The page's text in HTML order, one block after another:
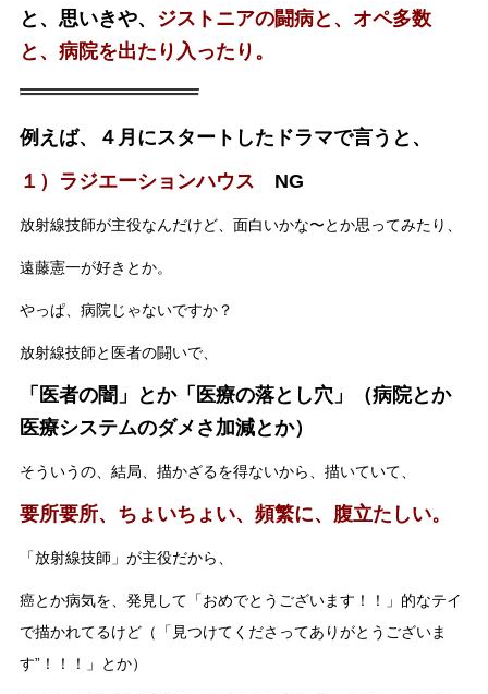
と、思いきや、 ジストニアの闘病と、オペ多数
と、病院を出たり入ったり。
例えば、４月にスタートしたドラマで言うと、
１）ラジエーションハウス NG
放射線技師が主役なんだけど、面白いかな〜とか思ってみたり、
遠藤憲一が好きとか。
やっぱ、病院じゃないですか？
放射線技師と医者の闘いで、
「医者の闇」とか「医療の落とし穴」（病院とか
医療システムのダメさ加減とか）
そういうの、結局、描かざるを得ないから、描いていて、
要所要所、ちょいちょい、頻繁に、腹立たしい。
「放射線技師」が主役だから、
癌とか病気を、発見して「おめでとうございます！！」的なテイ
で描かれてるけど（「見つけてくださってありがとうございま
す”！！！」とか）